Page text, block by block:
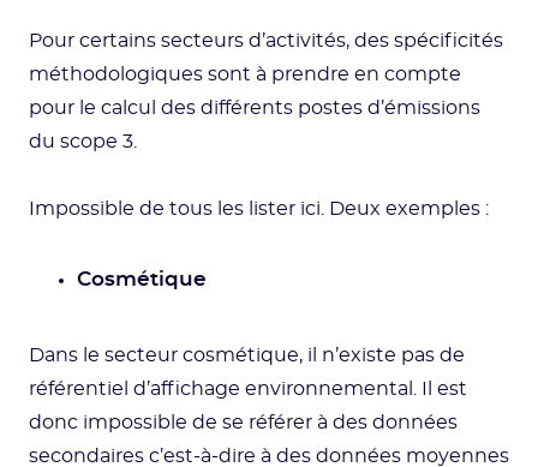
Pour certains secteurs d’activités, des spécificités
méthodologiques sont à prendre en compte
pour le calcul des différents postes d’émissions
du scope 3.
Impossible de tous les lister ici. Deux exemples :
Cosmétique
Dans le secteur cosmétique, il n’existe pas de
référentiel d’affichage environnemental. Il est
donc impossible de se référer à des données
secondaires c’est-à-dire à des données moyennes